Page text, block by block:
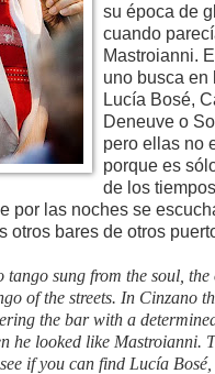
su época de
cuando
Mastroianni.
uno busca en
Lucía Bosé,
Deneuve o
pero ellas no
porque es
de los
por las noches se
otros bares de otros
tango sung from the soul,
of the streets. In Cinzano
the bar with a
he looked like Mastroianni.
if you can find Lucía